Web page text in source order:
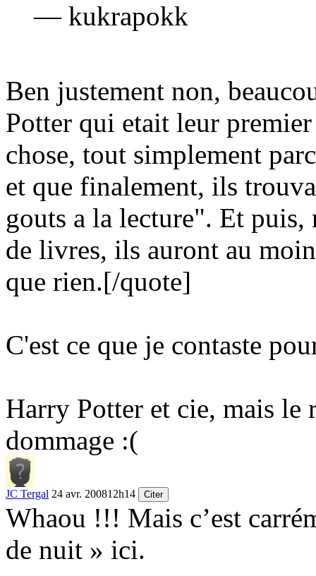
— kukrapokk
Ben justement non,
Potter qui etait leur
chose, tout simplement
et que finalement, ils
gouts a la lecture". Et
de livres, ils auront au
que rien.[/quote]
C'est ce que je contaste
Harry Potter et cie, mais le
dommage :(
JC Tergal 24 avr. 200812h14 Citer
Whaou !!! Mais c’est
de nuit » ici.